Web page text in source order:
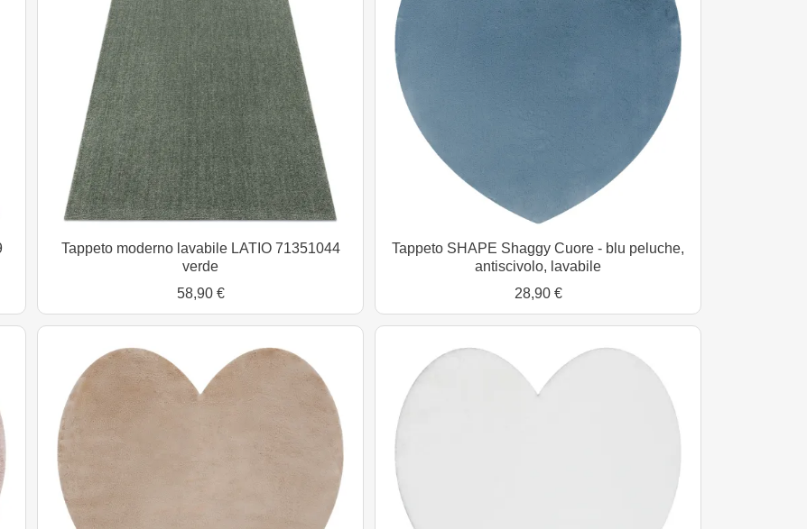
Tappeto moderno lavabile LATIO 71351044
verde
58,90 €
Tappeto SHAPE Shaggy Cuore - blu peluche,
antiscivolo, lavabile
28,90 €